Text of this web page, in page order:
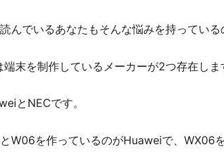
んでいるあなたもそんな悩みを持ってい
末を制作しているメーカーが2つ存在しま
とNECです。
W06を作っているのがHuaweiで、WX06